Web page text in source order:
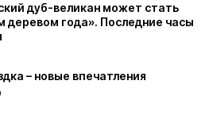
дуб-великан может стать
деревом года». Последние часы
– новые впечатления